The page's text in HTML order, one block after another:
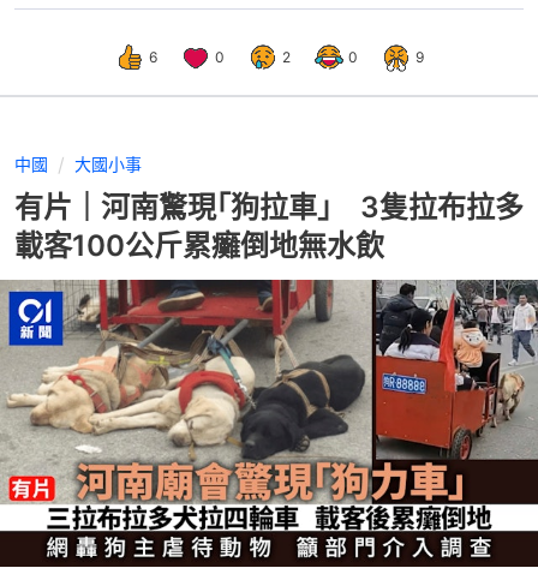
6 0 2 0 9
中國 大國小事
有片｜河南驚現｢狗拉車｣ 3隻拉布拉多
載客100公斤累癱倒地無水飲